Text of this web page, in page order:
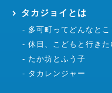
タカジョイとは
多可町ってどんなとこ
休日、こどもと行きた
たか坊とふう子
タカレンジャー